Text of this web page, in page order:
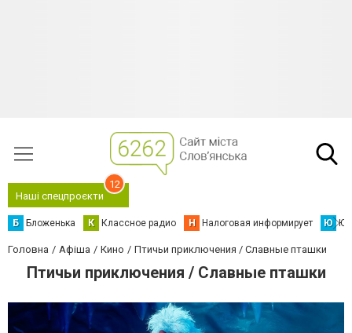
Наші спецпроєкти
12
Б Бложенька К Классное радио Н Налоговая информирует Ю
Головна Афіша Кино Птичьи приключения / Славные пташки
Птичьи приключения / Славные пташки